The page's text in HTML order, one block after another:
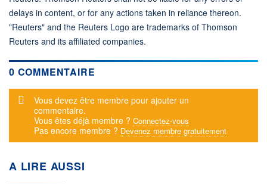
delays in content, or for any actions taken in reliance thereon.
"Reuters" and the Reuters Logo are trademarks of Thomson
Reuters and its affiliated companies.
0 COMMENTAIRE
Message d'alerte
Vous devez être membre pour ajouter un
commentaire.
Vous êtes déjà membre ? Connectez-vous
Pas encore membre ? Devenez membre gratuitement
A LIRE AUSSI